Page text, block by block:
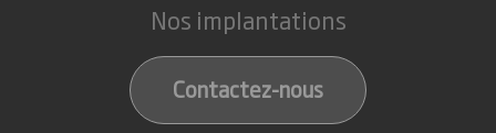
Nos implantations
Contactez-nous